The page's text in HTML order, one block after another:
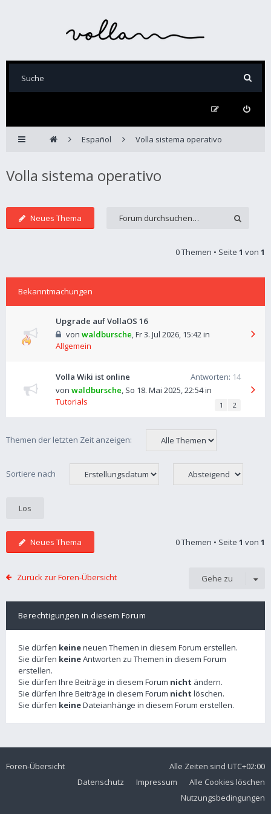
Español Volla sistema operativo
Volla sistema operativo
Neues Thema
0 Themen • Seite 1 von 1
Bekanntmachungen
Upgrade auf VollaOS 16
von waldbursche,Fr 3. Jul 2026, 15:42in
Allgemein
Volla Wiki ist online Antworten: 14
von waldbursche, So 18. Mai 2025, 22:54in
Tutorials
1 2
Themen der letzten Zeit anzeigen:
Sortiere nach
Neues Thema 0 Themen • Seite 1 von 1
Zurück zur Foren-Übersicht Gehe zu
Berechtigungen in diesem Forum
Sie dürfen keineneuen Themen in diesem Forum erstellen.
Sie dürfen keineAntworten zu Themen in diesem Forum
erstellen.
Sie dürfen Ihre Beiträge in diesem Forum nicht ändern.
Sie dürfen Ihre Beiträge in diesem Forum nicht löschen.
Sie dürfen keineDateianhänge in diesem Forum erstellen.
Foren-Übersicht Alle Zeiten sind UTC+02:00
Alle Cookies löschen
Impressum
Datenschutz
Nutzungsbedingungen